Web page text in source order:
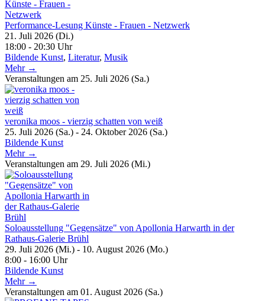
Performance-Lesung Künste - Frauen - Netzwerk
21. Juli 2026 (Di.)
18:00 - 20:30 Uhr
Bildende Kunst, Literatur, Musik
Mehr →
Veranstaltungen am 25. Juli 2026 (Sa.)
veronika moos - vierzig schatten von weiß
25. Juli 2026 (Sa.) - 24. Oktober 2026 (Sa.)
Bildende Kunst
Mehr →
Veranstaltungen am 29. Juli 2026 (Mi.)
Soloausstellung "Gegensätze" von Apollonia Harwarth in der
Rathaus-Galerie Brühl
29. Juli 2026 (Mi.) - 10. August 2026 (Mo.)
8:00 - 16:00 Uhr
Bildende Kunst
Mehr →
Veranstaltungen am 01. August 2026 (Sa.)